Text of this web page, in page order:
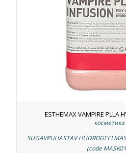
ESTHEMAX VAMPIRE PLLA
косметика
SÜGAVPUHASTAV
(code